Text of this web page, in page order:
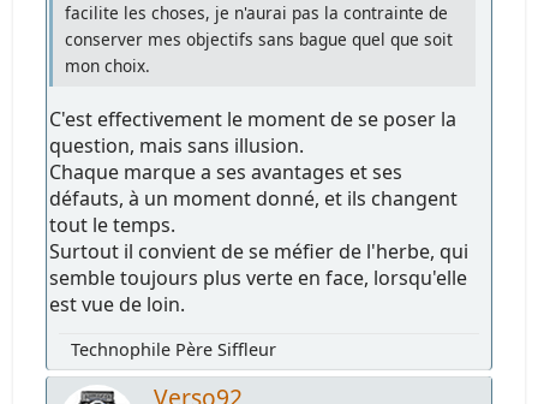
facilite les choses, je n'aurai pas la contrainte de
conserver mes objectifs sans bague quel que soit
mon choix.
C'est effectivement le moment de se poser la
question, mais sans illusion.
Chaque marque a ses avantages et ses
défauts, à un moment donné, et ils changent
tout le temps.
Surtout il convient de se méfier de l'herbe, qui
semble toujours plus verte en face, lorsqu'elle
est vue de loin.
Technophile Père Siffleur
Verso92